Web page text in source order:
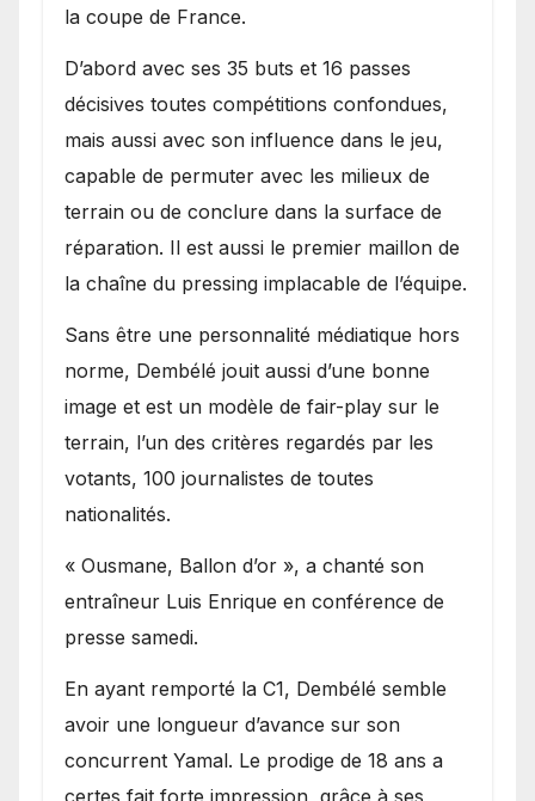
la coupe de France.
D’abord avec ses 35 buts et 16 passes
décisives toutes compétitions confondues,
mais aussi avec son influence dans le jeu,
capable de permuter avec les milieux de
terrain ou de conclure dans la surface de
réparation. Il est aussi le premier maillon de
la chaîne du pressing implacable de l’équipe.
Sans être une personnalité médiatique hors
norme, Dembélé jouit aussi d’une bonne
image et est un modèle de fair-play sur le
terrain, l’un des critères regardés par les
votants, 100 journalistes de toutes
nationalités.
« Ousmane, Ballon d’or », a chanté son
entraîneur Luis Enrique en conférence de
presse samedi.
En ayant remporté la C1, Dembélé semble
avoir une longueur d’avance sur son
concurrent Yamal. Le prodige de 18 ans a
certes fait forte impression, grâce à ses